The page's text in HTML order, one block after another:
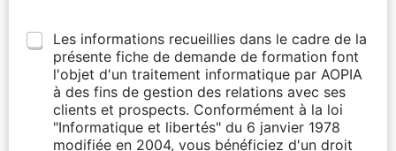
Les informations recueillies dans le cadre de la
présente fiche de demande de formation font
l'objet d'un traitement informatique par AOPIA
à des fins de gestion des relations avec ses
clients et prospects. Conformément à la loi
"Informatique et libertés" du 6 janvier 1978
modifiée en 2004, vous bénéficiez d'un droit